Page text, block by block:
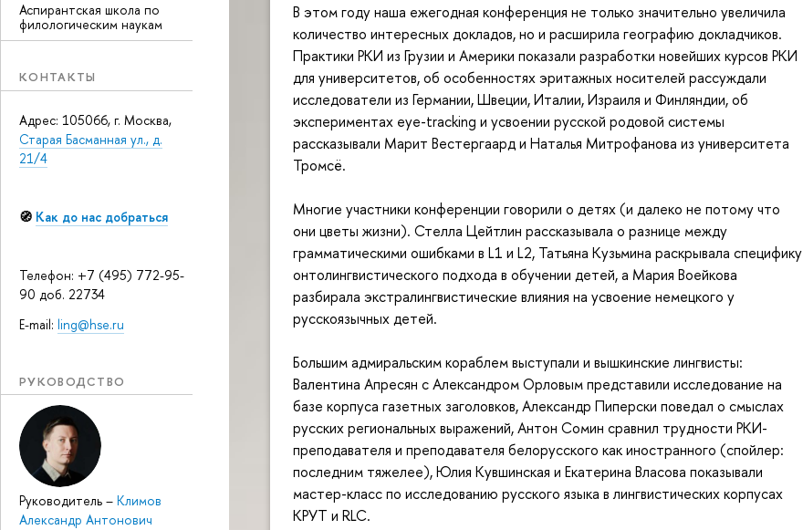
Аспирантская школа по
филологическим наукам
КОНТАКТЫ
Адрес: 105066, г. Москва,
Старая Басманная ул., д.
21/4
🧭 Как до нас добраться
Телефон: +7 (495) 772-95-
90 доб. 22734
E-mail: ling@hse.ru
РУКОВОДСТВО
Руководитель – Климов
Александр Антонович
В этом году наша ежегодная конференция не только значительно увеличила
количество интересных докладов, но и расширила географию докладчиков.
Практики РКИ из Грузии и Америки показали разработки новейших курсов РКИ
для университетов, об особенностях эритажных носителей рассуждали
исследователи из Германии, Швеции, Италии, Израиля и Финляндии, об
экспериментах eye-tracking и усвоении русской родовой системы
рассказывали Марит Вестергаард и Наталья Митрофанова из университета
Тромсё.
Многие участники конференции говорили о детях (и далеко не потому что
они цветы жизни). Стелла Цейтлин рассказывала о разнице между
грамматическими ошибками в L1 и L2, Татьяна Кузьмина раскрывала специфику
онтолингвистического подхода в обучении детей, а Мария Воейкова
разбирала экстралингвистические влияния на усвоение немецкого у
русскоязычных детей.
Большим адмиральским кораблем выступали и вышкинские лингвисты:
Валентина Апресян с Александром Орловым представили исследование на
базе корпуса газетных заголовков, Александр Пиперски поведал о смыслах
русских региональных выражений, Антон Сомин сравнил трудности РКИ-
преподавателя и преподавателя белорусского как иностранного (спойлер:
последним тяжелее), Юлия Кувшинская и Екатерина Власова показывали
мастер-класс по исследованию русского языка в лингвистических корпусах
КРУТ и RLC.